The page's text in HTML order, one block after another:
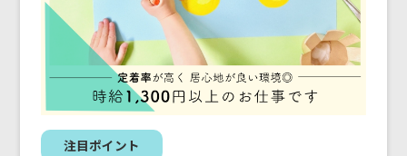
注目ポイント